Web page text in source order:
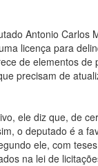
Antonio Carlos
licença para
de elementos
precisam de
ele diz que, de
o deputado é a
ele, com
na lei de